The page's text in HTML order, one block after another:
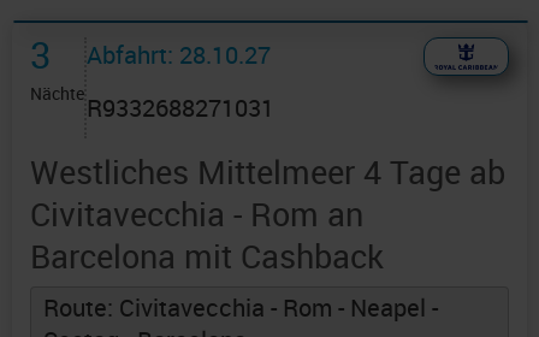
3
Nächte
Abfahrt: 28.10.27
R9332688271031
Westliches Mittelmeer 4 Tage ab
Civitavecchia - Rom an
Barcelona mit Cashback
Route: Civitavecchia - Rom - Neapel -